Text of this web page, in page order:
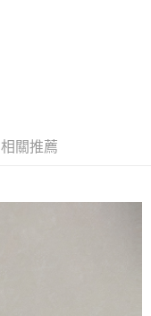
相關推薦